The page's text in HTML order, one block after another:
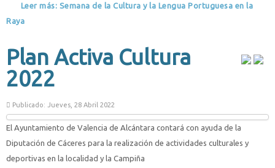
Leer más: Semana de la Cultura y la Lengua Portuguesa en la
Raya
Plan Activa Cultura
2022
Publicado: Jueves, 28 Abril 2022
El Ayuntamiento de Valencia de Alcántara contará con ayuda de la
Diputación de Cáceres para la realización de actividades culturales y
deportivas en la localidad y la Campiña